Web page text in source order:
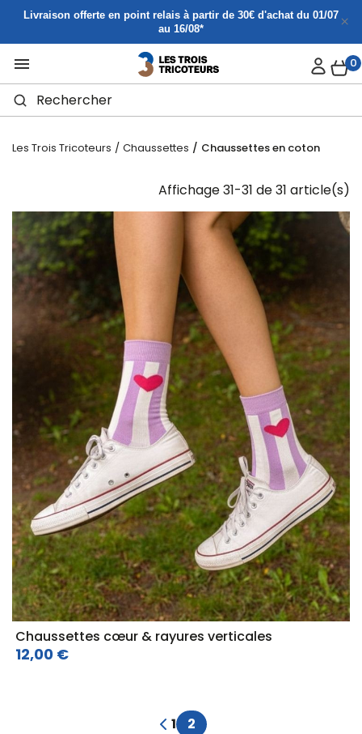
Panneau de gestion des cookies
Livraison offerte en point relais à partir de 30€ d'achat du 01/07
au 16/08*
 0
Les Trois Tricoteurs Chaussettes Chaussettes en coton
Affichage 31-31 de 31 article(s)
Chaussettes cœur & rayures verticales
12,00 €
1 2